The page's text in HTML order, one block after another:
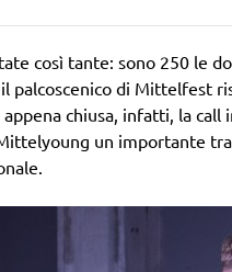
così tante: sono 250 le
palcoscenico di Mittelfest
chiusa, infatti, la
un importante